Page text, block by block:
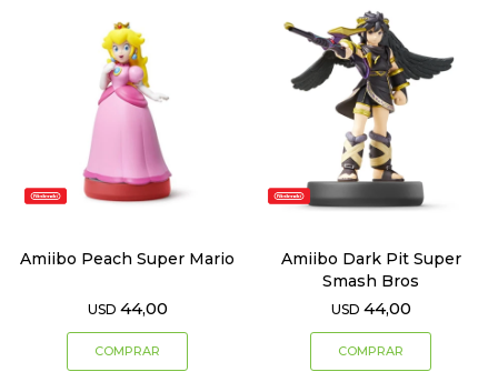
Amiibo Peach Super Mario
USD 44,00
Amiibo Dark Pit Super
Smash Bros
USD 44,00